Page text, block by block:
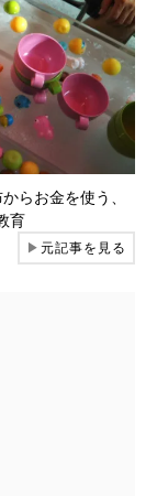
らお金を使う、
育
▶元記事を見る